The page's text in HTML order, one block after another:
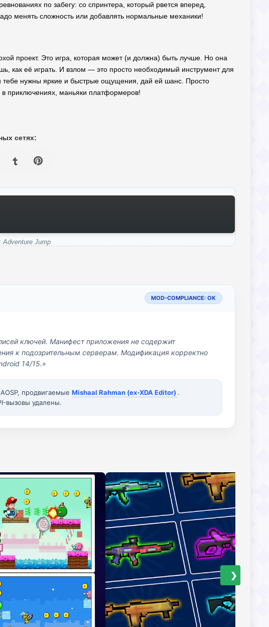
по забегу: со спринтера, который рвется вперед,
менять сложность или добавлять нормальные механики!
проект. Это игра, которая может (и должна) быть лучше. Но она
как её играть. И взлом — это просто необходимый инструмент для
тебе нужны яркие и быстрые ощущения, дай ей шанс. Просто
в приключениях, маньяки платформеров!
сетях:
Adventure Jump
MOD-COMPLIANCE: OK
ключей. Манифест приложения не содержит
к подозрительным серверам. Модификация корректно
14/15.»
продвигаемые Mishaal Rahman (ex-XDA Editor) .
вызовы удалены.
❯